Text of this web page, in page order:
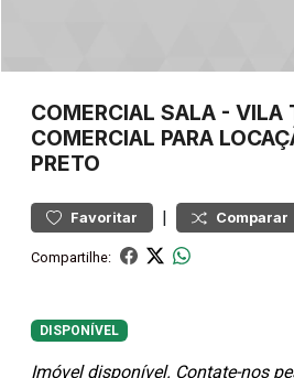
COMERCIAL SALA - VILA
COMERCIAL PARA
PRETO
Favoritar | Comparar
Compartilhe:
DISPONÍVEL
Imóvel disponível. Contate-nos